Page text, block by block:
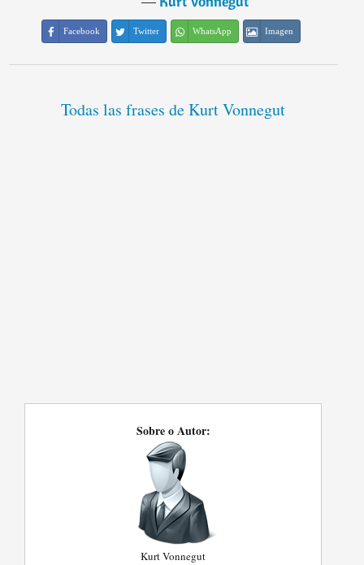
Facebook Twitter WhatsApp Imagen
Todas las frases de Kurt Vonnegut
Sobre o Autor:
Kurt Vonnegut